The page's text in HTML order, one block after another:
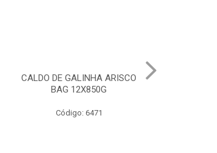
CALDO DE GALINHA ARISCO
BAG 12X850G
Código: 6471